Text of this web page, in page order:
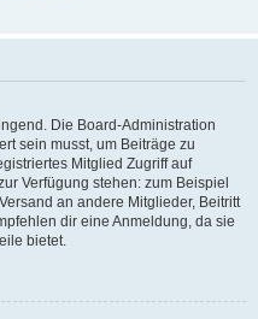
Die Board-Administration
sein musst, um Beiträge zu
Mitglied Zugriff auf
Verfügung stehen: zum Beispiel
an andere Mitglieder, Beitritt
dir eine Anmeldung, da sie
bietet.